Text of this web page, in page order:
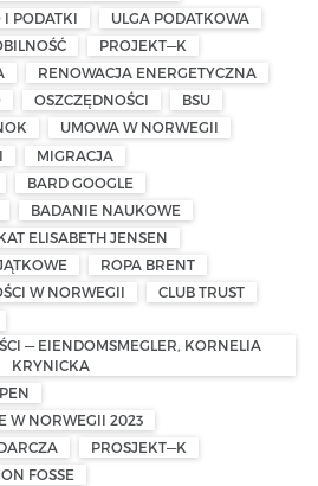
I PODATKI
ULGA PODATKOWA
PROJEKT—K
RENOWACJA ENERGETYCZNA
OSZCZĘDNOŚCI
BSU
UMOWA W NORWEGII
MIGRACJA
BARD GOOGLE
BADANIE NAUKOWE
ELISABETH JENSEN
ROPA BRENT
W NORWEGII
CLUB TRUST
— EIENDOMSMEGLER, KORNELIA
KRYNICKA
W NORWEGII 2023
PROSJEKT—K
FOSSE